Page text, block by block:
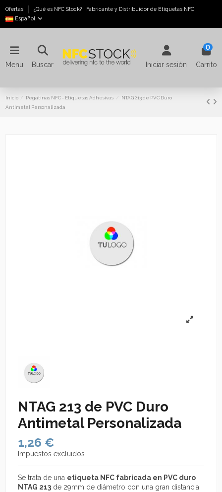
Ofertas
¿Qué es NFC Stock? | Fabricante y Distribuidor de Etiquetas NFC
Español
Menu Buscar Iniciar sesión
0
Carrito
Inicio Pegatinas NFC - Etiquetas Adhesivas
NTAG 213 de PVC Duro
Antimetal Personalizada
NTAG 213 de PVC Duro
Antimetal Personalizada
1,26 €
Impuestos excluidos
Se trata de una etiqueta NFC fabricada en PVC duro
NTAG 213 de 29mm de diámetro con una gran distancia